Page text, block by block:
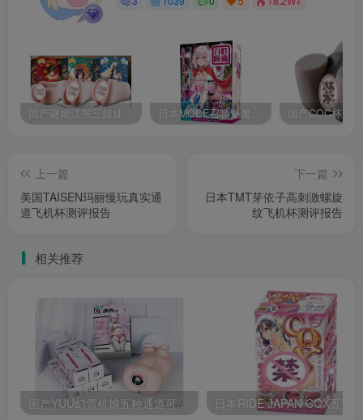
国产谜姬江东三姐妹国潮飞机杯低中高刺激度全覆盖飞机杯测评报告 日本MODE召唤魅魔飞机杯高刺激榨汁姬名器倒模自慰器使用体验及测评报告
上一篇
美国TAISEN玛丽慢玩真实通
道飞机杯测评报告
下一篇
日本TMT芽依子高刺激螺旋
纹飞机杯测评报告
相关推荐
国产YUU幻雪机娘五种通道可更换飞机杯测评报告